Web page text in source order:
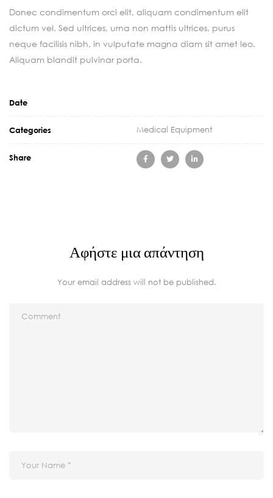
Donec condimentum orci elit, aliquam condimentum elit
dictum vel. Sed ultrices, urna non mattis ultrices, purus
neque facilisis nibh, in vulputate magna diam sit amet leo.
Aliquam blandit pulvinar porta.
Date
Categories Medical Equipment
Share
Αφήστε μια απάντηση
Your email address will not be published.